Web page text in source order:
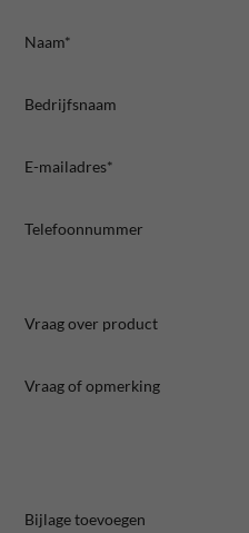
Naam*
Bedrijfsnaam
E-mailadres*
Telefoonnummer
Vraag over product
Vraag of opmerking
Bijlage toevoegen